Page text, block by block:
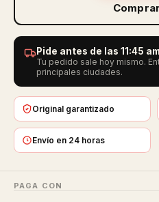
Pide antes de las 11:45
Tu pedido sale hoy mismo.
principales ciudades.
Original garantizado
Envío en 24 horas
PAGA CON